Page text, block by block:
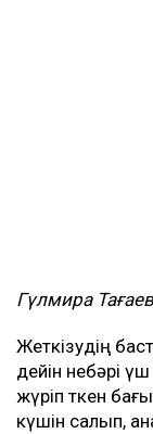
Гүлмира
Жеткізудің
дейін небәрі
жүріп өткен
күшін салып,